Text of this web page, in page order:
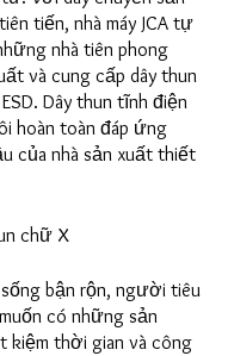
tiến, nhà máy JCA tự
nhà tiên phong
và cung cấp dây thun
Dây thun tĩnh điện
hoàn toàn đáp ứng
của nhà sản xuất thiết
chữ X
có những sản
kiệm thời gian và công